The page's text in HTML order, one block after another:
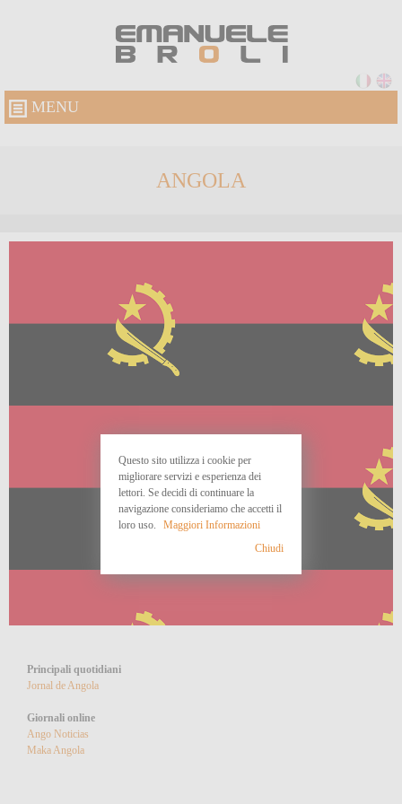
MENU
ANGOLA
Principali quotidiani
Jornal de Angola
Giornali online
Ango Noticias
Maka Angola
Questo sito utilizza i cookie per
migliorare servizi e esperienza dei
lettori. Se decidi di continuare la
navigazione consideriamo che accetti il
loro uso.
Maggiori Informazioni
Chiudi